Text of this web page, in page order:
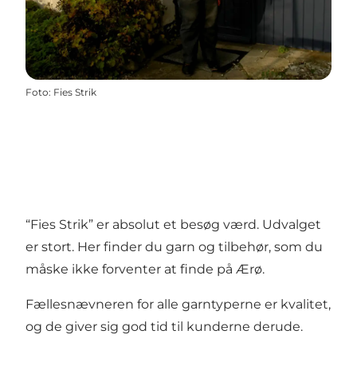
Foto: Fies Strik
“Fies Strik” er absolut et besøg værd. Udvalget
er stort. Her finder du garn og tilbehør, som du
måske ikke forventer at finde på Ærø.
Fællesnævneren for alle garntyperne er kvalitet,
og de giver sig god tid til kunderne derude.